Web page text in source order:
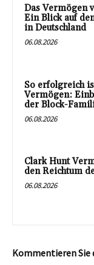
Das Vermögen
Ein Blick auf
in Deutschland
06.08.2026
So erfolgreich
Vermögen:
der Block-
06.08.2026
Clark Hunt
den Reichtum
06.08.2026
Kommentieren Sie